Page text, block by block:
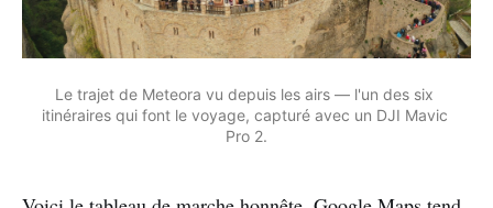
Le trajet de Meteora vu depuis les airs — l'un des six
itinéraires qui font le voyage, capturé avec un DJI Mavic
Pro 2.